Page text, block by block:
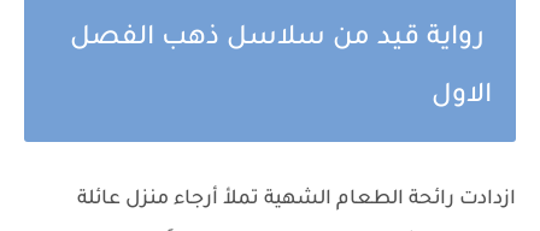
رواية قيد من سلاسل ذهب الفصل
الاول
ازدادت رائحة الطعام الشهية تملأ أرجاء منزل عائلة